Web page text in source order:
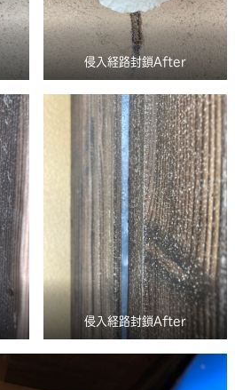
侵入経路封鎖After
侵入経路封鎖After